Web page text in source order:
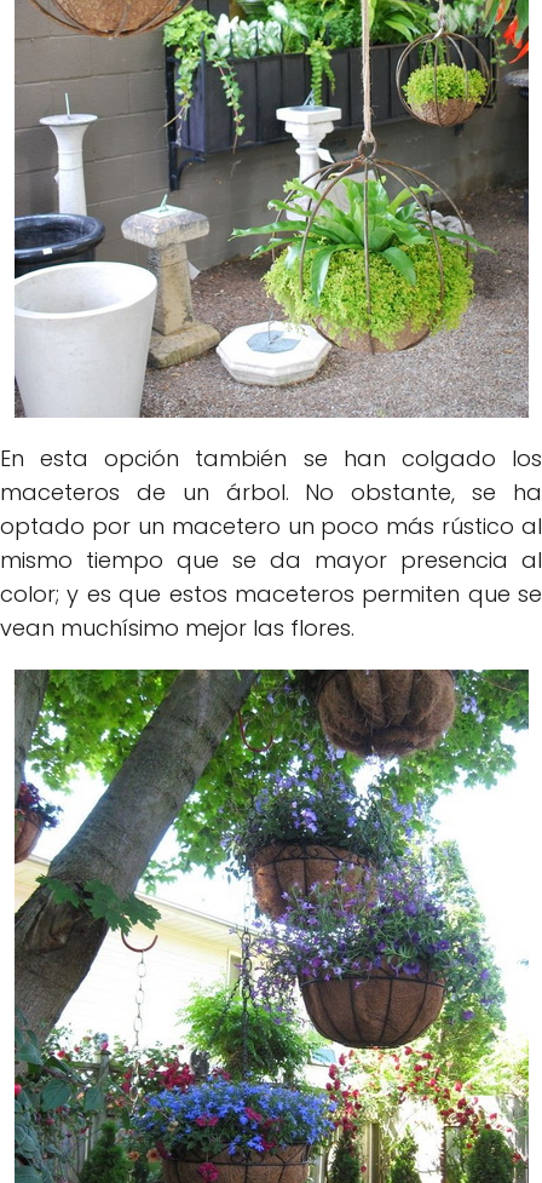
En esta opción también se han colgado los
maceteros de un árbol. No obstante, se ha
optado por un macetero un poco más rústico al
mismo tiempo que se da mayor presencia al
color; y es que estos maceteros permiten que se
vean muchísimo mejor las flores.